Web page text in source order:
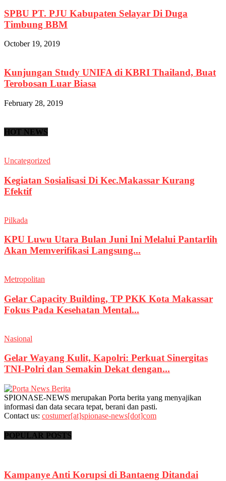
SPBU PT. PJU Kabupaten Selayar Di Duga
Timbung BBM
October 19, 2019
Kunjungan Study UNIFA di KBRI Thailand, Buat
Terobosan Luar Biasa
February 28, 2019
HOT NEWS
Uncategorized
Kegiatan Sosialisasi Di Kec.Makassar Kurang
Efektif
Pilkada
KPU Luwu Utara Bulan Juni Ini Melalui Pantarlih
Akan Memverifikasi Langsung...
Metropolitan
Gelar Capacity Building, TP PKK Kota Makassar
Fokus Pada Kesehatan Mental...
Nasional
Gelar Wayang Kulit, Kapolri: Perkuat Sinergitas
TNI-Polri dan Semakin Dekat dengan...
SPIONASE-NEWS merupakan Porta berita yang menyajikan
informasi dan data secara tepat, berani dan pasti.
Contact us: costumer[at]spionase-news[dot]com
POPULAR POSTS
Kampanye Anti Korupsi di Bantaeng Ditandai